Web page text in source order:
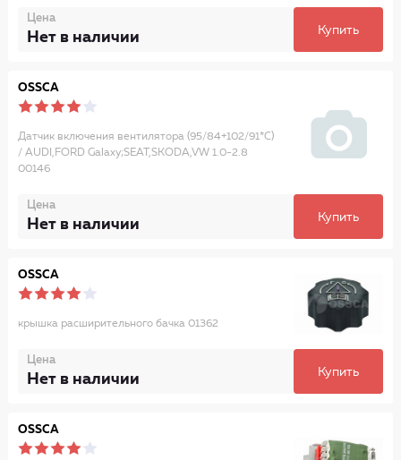
Цена
Нет в наличии Купить
OSSCA
Датчик включения вентилятора (95/84+102/91*C)
/ AUDI,FORD Galaxy;SEAT,SKODA,VW 1.0-2.8
00146
Цена
Нет в наличии Купить
OSSCA
крышка расширительного бачка 01362
Цена
Нет в наличии Купить
OSSCA